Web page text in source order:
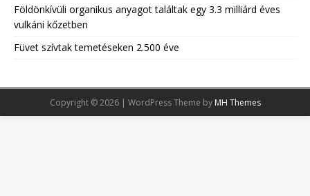
Földönkívüli organikus anyagot találtak egy 3.3 milliárd éves
vulkáni kőzetben
Füvet szívtak temetéseken 2.500 éve
Copyright © 2026 | WordPress Theme by MH Themes